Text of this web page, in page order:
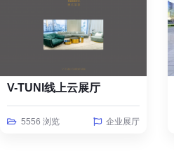
V-TUNI线上云展厅
5556 浏览 企业展厅